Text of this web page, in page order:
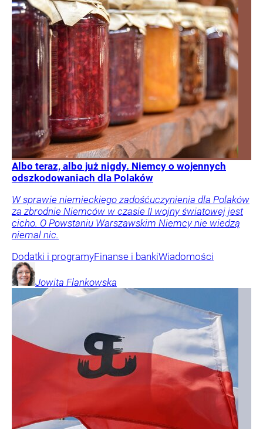
Albo teraz, albo już nigdy. Niemcy o wojennych
odszkodowaniach dla Polaków
W sprawie niemieckiego zadośćuczynienia dla Polaków
za zbrodnie Niemców w czasie II wojny światowej jest
cicho. O Powstaniu Warszawskim Niemcy nie wiedzą
niemal nic.
Dodatki i programyFinanse i bankiWiadomości
Jowita Flankowska